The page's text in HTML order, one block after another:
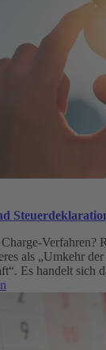
Verfahren?
als „Umkehr der
Es handelt sich
Steuerdeklaration